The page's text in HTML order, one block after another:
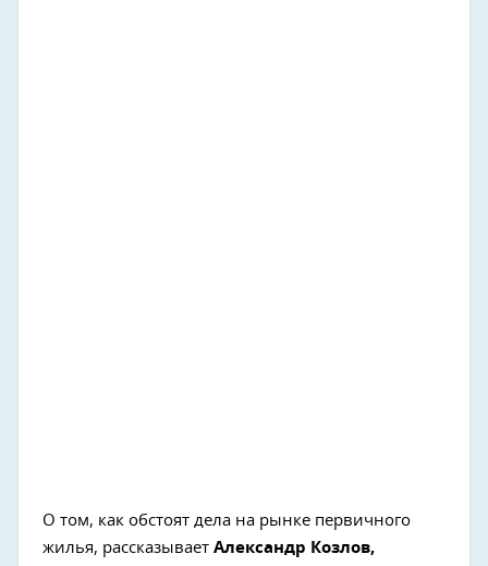
О том, как обстоят дела на рынке первичного
жилья, рассказывает Александр Козлов,